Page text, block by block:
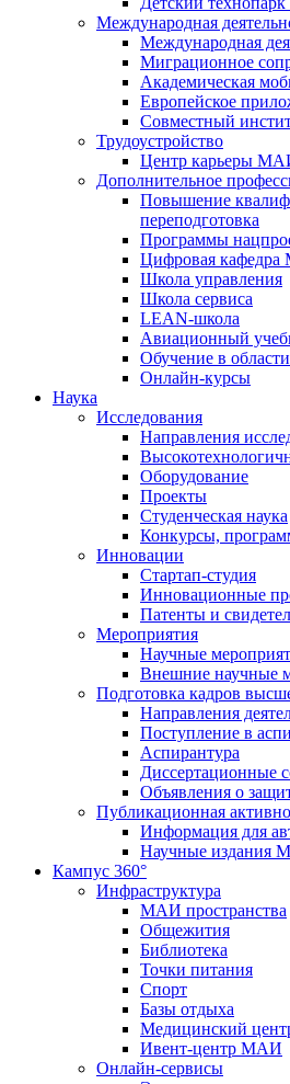
Международная
Международная
Миграционное
Академическая
Европейское
Совместный
Трудоустройство
Центр карьеры
Дополнительное
Повышение
переподготовка
Программы
Цифровая
Школа управления
Школа сервиса
LEAN-школа
Авиационный
Обучение в
Онлайн-курсы
Наука
Исследования
Направления
Оборудование
Проекты
Студенческая наука
Конкурсы,
Инновации
Стартап-студия
Инновационные
Патенты и
Мероприятия
Научные
Внешние научные
Подготовка кадров
Направления
Поступление в
Аспирантура
Диссертационные
Объявления о
Публикационная
Информация для
Научные издания
Кампус 360°
Инфраструктура
МАИ пространства
Общежития
Библиотека
Точки питания
Спорт
Базы отдыха
Медицинский
Ивент-центр МАИ
Онлайн-сервисы